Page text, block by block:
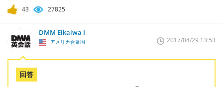
43 27825
DMM Eikaiwa I
アメリカ合衆国 2017/04/29 13:53
回答